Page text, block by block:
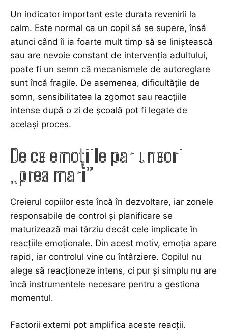
Un indicator important este durata revenirii la
calm. Este normal ca un copil să se supere, însă
atunci când îi ia foarte mult timp să se liniștească
sau are nevoie constant de intervenția adultului,
poate fi un semn că mecanismele de autoreglare
sunt încă fragile. De asemenea, dificultățile de
somn, sensibilitatea la zgomot sau reacțiile
intense după o zi de școală pot fi legate de
același proces.
De ce emoțiile par uneori
„prea mari”
Creierul copiilor este încă în dezvoltare, iar zonele
responsabile de control și planificare se
maturizează mai târziu decât cele implicate în
reacțiile emoționale. Din acest motiv, emoția apare
rapid, iar controlul vine cu întârziere. Copilul nu
alege să reacționeze intens, ci pur și simplu nu are
încă instrumentele necesare pentru a gestiona
momentul.
Factorii externi pot amplifica aceste reacții.